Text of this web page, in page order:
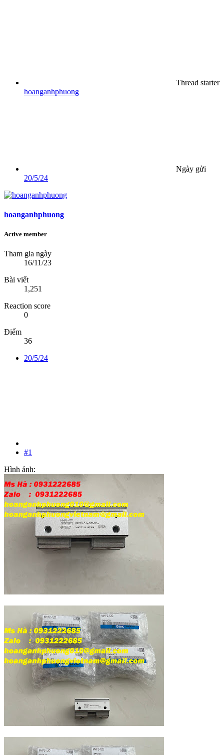
Thread starter
hoanganhphuong
Ngày gửi
20/5/24
hoanganhphuong
Active member
Tham gia ngày
16/11/23
Bài viết
1,251
Reaction score
0
Điểm
36
20/5/24
#1
Hình ảnh: